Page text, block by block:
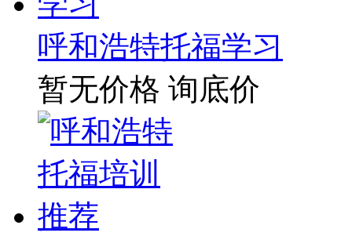
呼和浩特托福学习
暂无价格 询底价